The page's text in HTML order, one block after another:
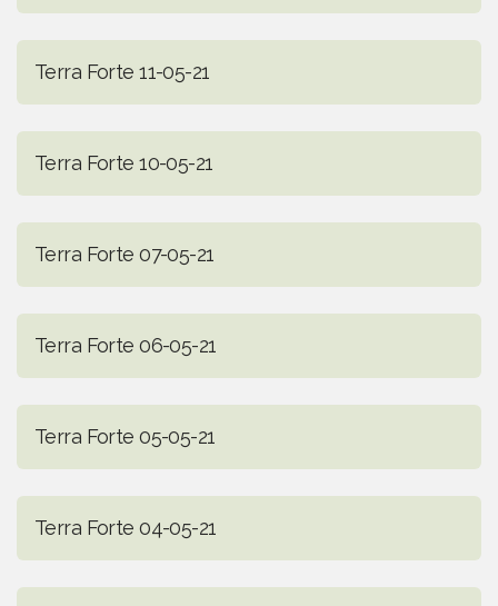
Terra Forte 11-05-21
Terra Forte 10-05-21
Terra Forte 07-05-21
Terra Forte 06-05-21
Terra Forte 05-05-21
Terra Forte 04-05-21